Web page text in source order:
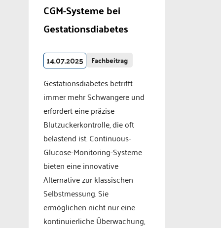
CGM-Systeme bei
Gestationsdiabetes
14.07.2025 Fachbeitrag
Gestationsdiabetes betrifft
immer mehr Schwangere und
erfordert eine präzise
Blutzuckerkontrolle, die oft
belastend ist. Continuous-
Glucose-Monitoring-Systeme
bieten eine innovative
Alternative zur klassischen
Selbstmessung. Sie
ermöglichen nicht nur eine
kontinuierliche Überwachung,